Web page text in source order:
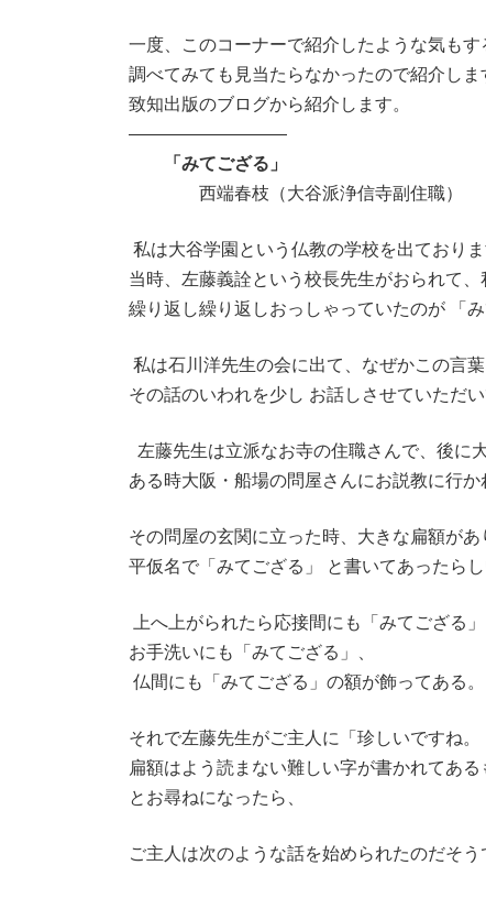
新
時
:
一度、このコーナーで紹介したような気もす
調べてみても見当たらなかったので紹介しま
致知出版のブログから紹介します。
—————————
「みてござる」
西端春枝（大谷派浄信寺副住職）
私は大谷学園という仏教の学校を出ておりま
当時、左藤義詮という校長先生がおられて、
繰り返し繰り返しおっしゃっていたのが 「
私は石川洋先生の会に出て、なぜかこの言
その話のいわれを少し お話しさせていただ
左藤先生は立派なお寺の住職さんで、後に
ある時大阪・船場の問屋さんにお説教に行か
その問屋の玄関に立った時、大きな扁額があ
平仮名で「みてござる」 と書いてあったらし
上へ上がられたら応接間にも「みてござる」
お手洗いにも「みてござる」、
仏間にも「みてござる」の額が飾ってある。
それで左藤先生がご主人に「珍しいですね。
扁額はよう読まない難しい字が書かれてある
とお尋ねになったら、
ご主人は次のような話を始められたのだそ